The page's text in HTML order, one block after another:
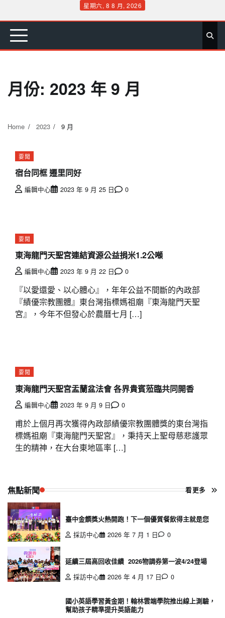
content
星期六, 8 8 月, 2026
首 要 娛 生 社 文 公 運 旅 政 地 專
月份: 2023 年 9 月
Home 2023 9 月
要聞
宿台同框 遷里同好
編輯中心 2023 年 9 月 25 日 0
要聞
東海龍門天聖宮連結資源公益捐米1.2公噸
編輯中心 2023 年 9 月 22 日 0
『以愛還愛、以心體心』，年年公益不間斷的內政部
『績優宗教團體』東台灣指標媽祖廟『東海龍門天聖
宮』，今年不但發心於農曆七月 […]
要聞
東海龍門天聖宮盂蘭盆法會 各界貴賓蒞臨共同開香
編輯中心 2023 年 9 月 9 日 0
甫於上個月再次獲得內政部績優宗教團體獎的東台灣指
標媽祖廟『東海龍門天聖宮』，秉持天上聖母慈悲護眾
生的精神，在大台東地區率 […]
焦點新聞 看更多
臺中金饌獎火熱開跑！下一個優質餐飲得主就是您
採訪中心
2026 年 7 月 1 日 0
延續三屆高回收佳績 2026物調券第一波4/24登場
採訪中心
2026 年 4 月 17 日 0
國小英語學習黃金期！翰林雲端學院推出線上測驗，
幫助孩子精準提升英語能力